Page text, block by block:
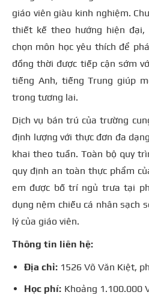
giáo viên giàu kinh nghiệm.
thiết kế theo hướng hiện
chọn môn học yêu thích để
đồng thời được tiếp cận sớm
tiếng Anh, tiếng Trung giúp
trong tương lai.
Dịch vụ bán trú của trường
định lượng với thực đơn đa
khai theo tuần. Toàn bộ quy
quy định an toàn thực phẩm
em được bố trí ngủ trưa tại
dụng nệm chiếu cá nhân sạch
lý của giáo viên.
Thông tin liên hệ:
Địa chỉ: 1526 Võ Văn Kiệt,
Học phí: Khoảng 1.100.000